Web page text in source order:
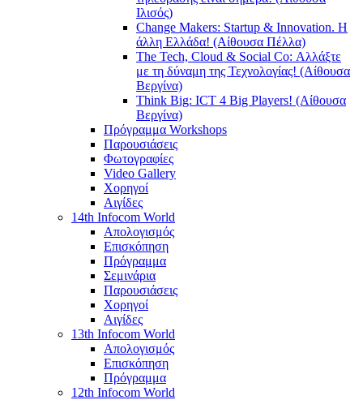
Ιλισός)
Change Makers: Startup & Innovation. Η
άλλη Ελλάδα! (Αίθουσα Πέλλα)
The Tech, Cloud & Social Co: Αλλάξτε
με τη δύναμη της Τεχνολογίας! (Αίθουσα
Βεργίνα)
Think Big: ICT 4 Big Players! (Αίθουσα
Βεργίνα)
Πρόγραμμα Workshops
Παρουσιάσεις
Φωτογραφίες
Video Gallery
Χορηγοί
Αιγίδες
14th Infocom World
Απολογισμός
Επισκόπηση
Πρόγραμμα
Σεμινάρια
Παρουσιάσεις
Χορηγοί
Αιγίδες
13th Infocom World
Απολογισμός
Επισκόπηση
Πρόγραμμα
12th Infocom World